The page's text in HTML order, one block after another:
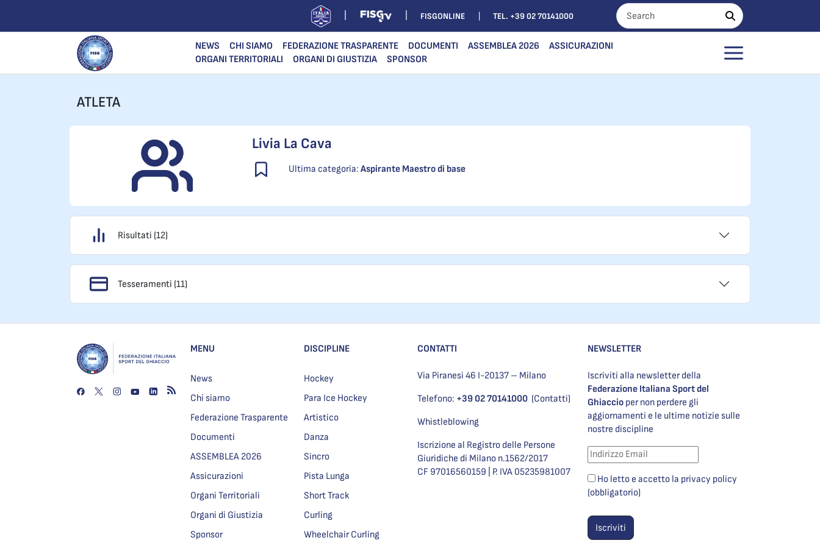
FISGONLINE TEL. +39 02 70141000
NEWS CHI SIAMO FEDERAZIONE TRASPARENTE DOCUMENTI ASSEMBLEA 2026
ASSICURAZIONI
ORGANI TERRITORIALI
ORGANI DI GIUSTIZIA SPONSOR
ATLETA
Livia La Cava
Ultima categoria:Aspirante Maestro di base
Risultati (12)
Tesseramenti (11)
MENU
News
Chi siamo
Federazione Trasparente
Documenti
ASSEMBLEA 2026
Assicurazioni
Organi Territoriali
Organi di Giustizia
Sponsor
DISCIPLINE
Hockey
Para Ice Hockey
Artistico
Danza
Sincro
Pista Lunga
Short Track
Curling
Wheelchair Curling
CONTATTI
Via Piranesi 46 I-20137 – Milano
Telefono: +39 02 70141000 (Contatti)
Whistleblowing
Iscrizione al Registro delle Persone
Giuridiche di Milano n.1562/2017
CF 97016560159 | P. IVA 05235981007
NEWSLETTER
Iscriviti alla newsletter della
Federazione Italiana Sport del
Ghiaccio per non perdere gli
aggiornamenti e le ultime notizie sulle
nostre discipline
Ho letto e accetto la privacy policy
(obbligatorio)